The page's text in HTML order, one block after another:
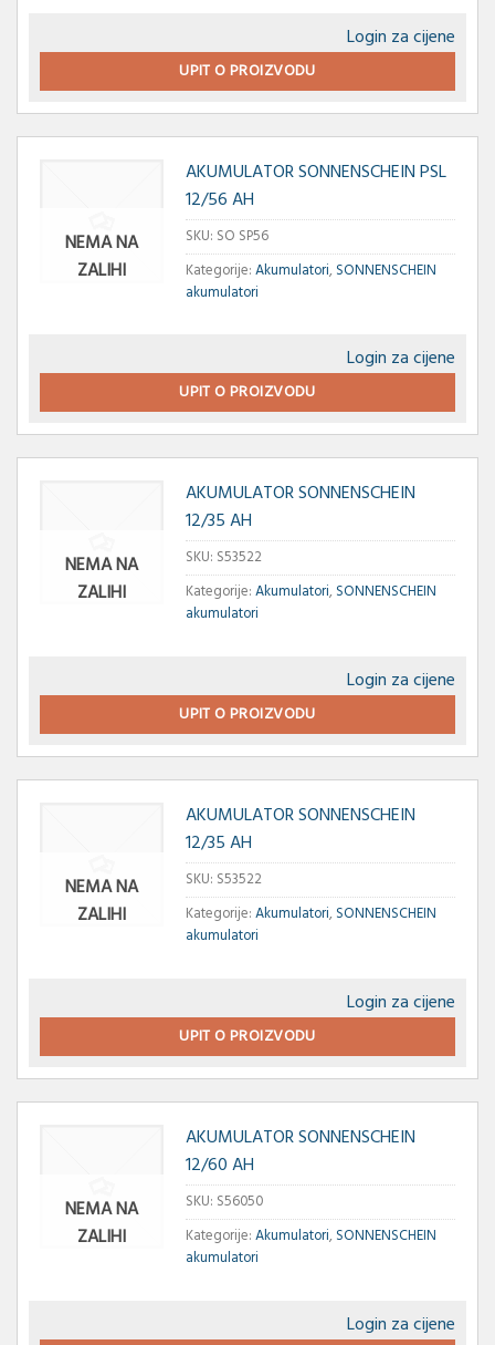
Login za cijene
UPIT O PROIZVODU
NEMA NA
ZALIHI
AKUMULATOR SONNENSCHEIN PSL
12/56 AH
SKU: SO SP56
Kategorije:Akumulatori,SONNENSCHEIN
akumulatori
Login za cijene
UPIT O PROIZVODU
NEMA NA
ZALIHI
AKUMULATOR SONNENSCHEIN
12/35 AH
SKU: S53522
Kategorije:Akumulatori,SONNENSCHEIN
akumulatori
Login za cijene
UPIT O PROIZVODU
NEMA NA
ZALIHI
AKUMULATOR SONNENSCHEIN
12/35 AH
SKU: S53522
Kategorije:Akumulatori,SONNENSCHEIN
akumulatori
Login za cijene
UPIT O PROIZVODU
NEMA NA
ZALIHI
AKUMULATOR SONNENSCHEIN
12/60 AH
SKU: S56050
Kategorije:Akumulatori,SONNENSCHEIN
akumulatori
Login za cijene